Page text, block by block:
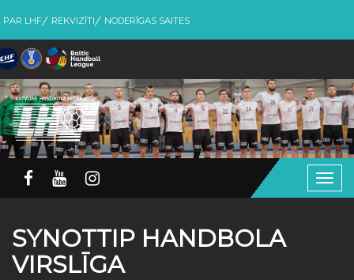
PAR LHF REKVIZĪTI NODERĪGAS SAITES
SYNOTTIP HANDBOLA
VIRSLĪGA